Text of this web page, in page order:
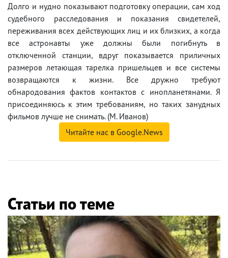
Долго и нудно показывают подготовку операции, сам ход
судебного расследования и показания свидетелей,
переживания всех действующих лиц и их близких, а когда
все астронавты уже должны были погибнуть в
отключенной станции, вдруг показывается приличных
размеров летающая тарелка пришельцев и все системы
возвращаются к жизни. Все дружно требуют
обнародования фактов контактов с инопланетянами. Я
присоединяюсь к этим требованиям, но таких занудных
фильмов лучше не снимать. (М. Иванов)
Читайте нас в Google.News
Статьи по теме